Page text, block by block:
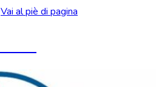
Vai al piè di pagina